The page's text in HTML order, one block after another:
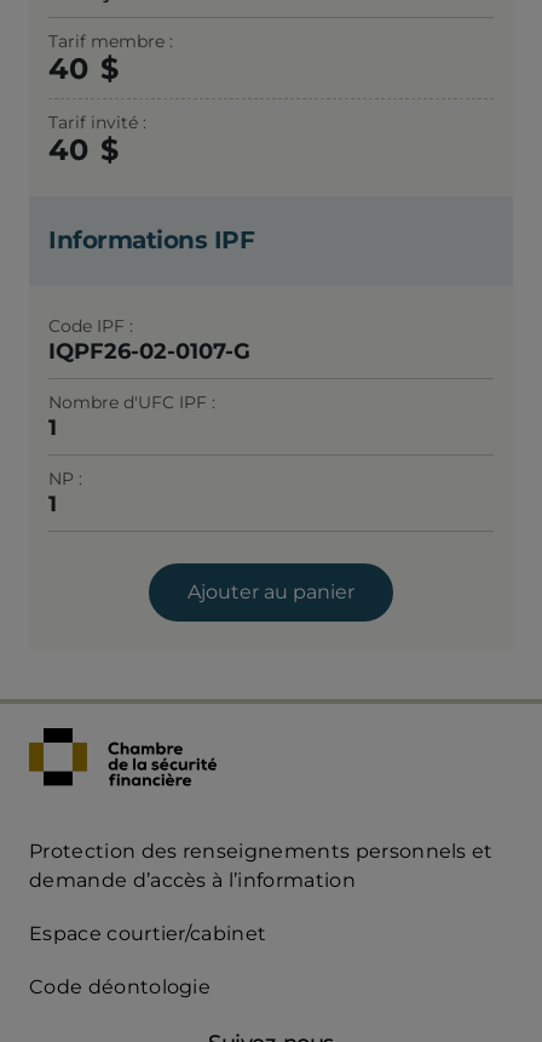
Tarif membre
40
Tarif invité
40
Informations IPF
Code IPF
IQPF26-02-0107-G
Nombre d'UFC IPF
1
NP
1
Ajouter au panier
Acces
mobile
Protection des renseignements personnels et
demande d’accès à l’information
Espace courtier/cabinet
Code déontologie